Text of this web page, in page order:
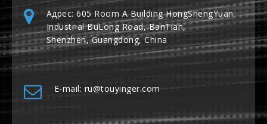
Адрес: 605 Room A Building HongShengYuan
Industrial BuLong Road, BanTian,
Shenzhen, Guangdong, China
E-mail: ru@touyinger.com